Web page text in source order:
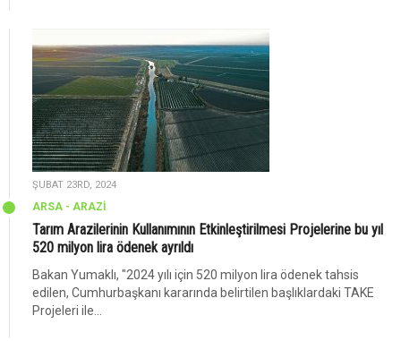
ŞUBAT 23RD, 2024
ARSA - ARAZİ
Tarım Arazilerinin Kullanımının Etkinleştirilmesi Projelerine bu yıl
520 milyon lira ödenek ayrıldı
Bakan Yumaklı, "2024 yılı için 520 milyon lira ödenek tahsis
edilen, Cumhurbaşkanı kararında belirtilen başlıklardaki TAKE
Projeleri ile...